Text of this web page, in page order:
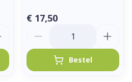
€ 17,50
Bestel